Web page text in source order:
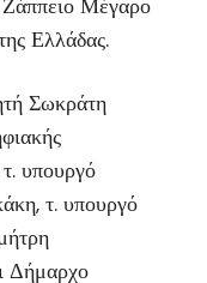
Ελλάδας.
Σωκράτη
υπουργό
τ. υπουργό
Δήμαρχο